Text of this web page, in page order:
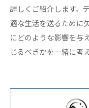
詳しくご紹介します。
適な生活を送るために
にどのような影響を与
じるべきかを一緒に考